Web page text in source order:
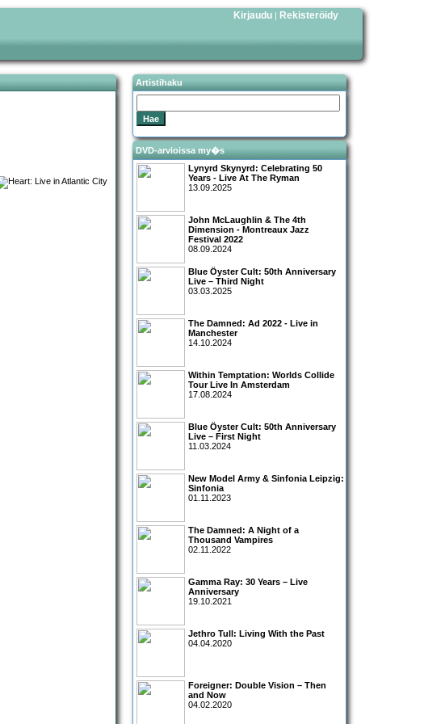
Kirjaudu | Rekisteröidy
Artistihaku
DVD-arvioissa my�s
Lynyrd Skynyrd: Celebrating 50
Years - Live At The Ryman
13.09.2025
John McLaughlin & The 4th
Dimension - Montreaux Jazz
Festival 2022
08.09.2024
Blue Öyster Cult: 50th Anniversary
Live – Third Night
03.03.2025
The Damned: Ad 2022 - Live in
Manchester
14.10.2024
Within Temptation: Worlds Collide
Tour Live In Amsterdam
17.08.2024
Blue Öyster Cult: 50th Anniversary
Live – First Night
11.03.2024
New Model Army & Sinfonia Leipzig:
Sinfonia
01.11.2023
The Damned: A Night of a
Thousand Vampires
02.11.2022
Gamma Ray: 30 Years – Live
Anniversary
19.10.2021
Jethro Tull: Living With the Past
04.04.2020
Foreigner: Double Vision – Then
and Now
04.02.2020